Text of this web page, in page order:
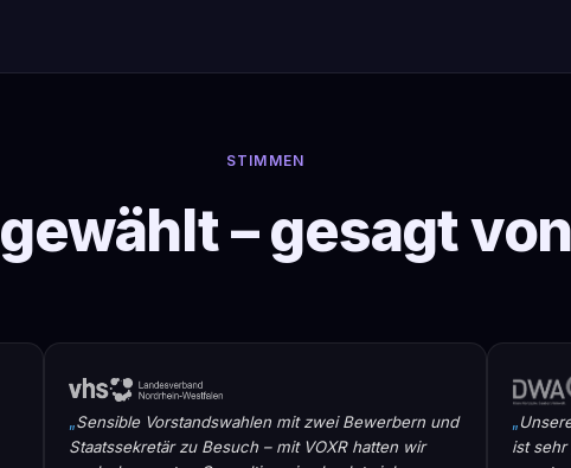
STIMMEN
– gesagt
Sensible Vorstandswahlen mit zwei Bewerbern und
Staatssekretär zu Besuch – mit VOXR hatten wir
ist